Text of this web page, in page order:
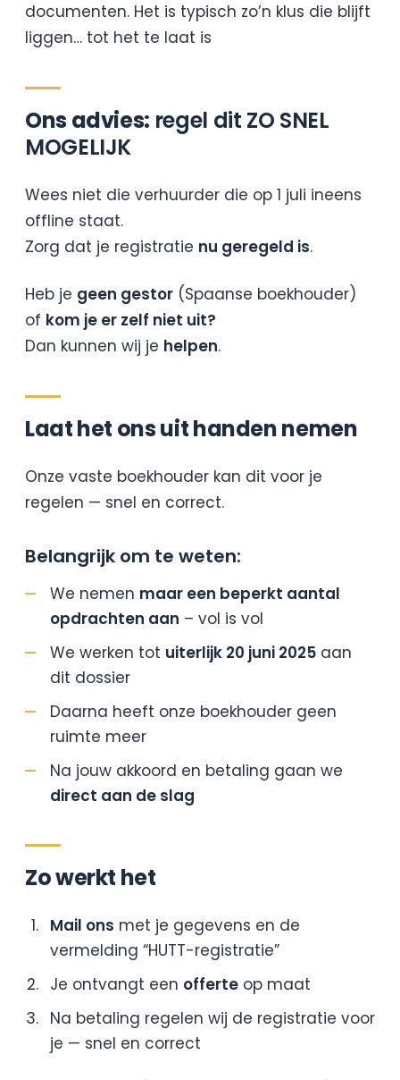
documenten. Het is typisch zo’n klus die blijft
liggen… tot het te laat is
Ons advies: regel dit ZO SNEL
MOGELIJK
Wees niet die verhuurder die op 1 juli ineens
offline staat.
Zorg dat je registratie nu geregeld is.
Heb je geen gestor (Spaanse boekhouder)
of kom je er zelf niet uit?
Dan kunnen wij je helpen.
Laat het ons uit handen nemen
Onze vaste boekhouder kan dit voor je
regelen — snel en correct.
Belangrijk om te weten:
We nemen maar een beperkt aantal
opdrachten aan – vol is vol
We werken tot uiterlijk 20 juni 2025 aan
dit dossier
Daarna heeft onze boekhouder geen
ruimte meer
Na jouw akkoord en betaling gaan we
direct aan de slag
Zo werkt het
Mail ons met je gegevens en de
vermelding “HUTT-registratie”
Je ontvangt een offerte op maat
Na betaling regelen wij de registratie voor
je — snel en correct